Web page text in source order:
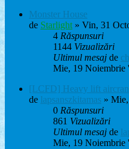
Monster House
de Starlight » Vin, 31
4 Răspunsuri
1144 Vizualizări
Ultimul mesaj de
Mie, 19 Noiembrie
[LCFD] Heavy lift
de lapsanszkitamas »
0 Răspunsuri
861 Vizualizări
Ultimul mesaj de
Mie, 19 Noiembrie